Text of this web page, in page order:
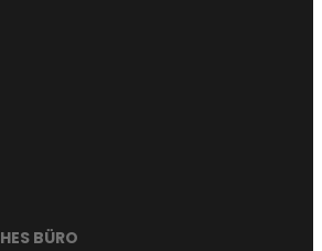
BÜRO